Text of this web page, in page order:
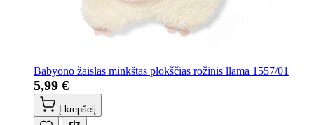
Babyono žaislas minkštas plokščias rožinis llama 1557/01
5,99 €
Į krepšelį